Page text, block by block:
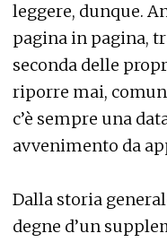
leggere, dunque.
pagina in pagina,
seconda delle
riporre mai,
c’è sempre una
avvenimento da
Dalla storia
degne d’un